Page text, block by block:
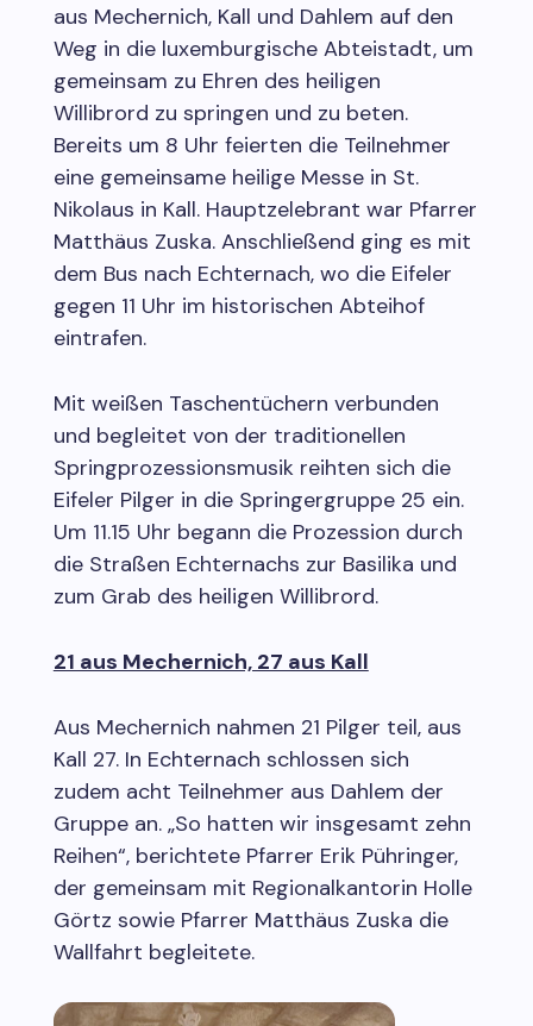
aus Mechernich, Kall und Dahlem auf den
Weg in die luxemburgische Abteistadt, um
gemeinsam zu Ehren des heiligen
Willibrord zu springen und zu beten.
Bereits um 8 Uhr feierten die Teilnehmer
eine gemeinsame heilige Messe in St.
Nikolaus in Kall. Hauptzelebrant war Pfarrer
Matthäus Zuska. Anschließend ging es mit
dem Bus nach Echternach, wo die Eifeler
gegen 11 Uhr im historischen Abteihof
eintrafen.
Mit weißen Taschentüchern verbunden
und begleitet von der traditionellen
Springprozessionsmusik reihten sich die
Eifeler Pilger in die Springergruppe 25 ein.
Um 11.15 Uhr begann die Prozession durch
die Straßen Echternachs zur Basilika und
zum Grab des heiligen Willibrord.
21 aus Mechernich, 27 aus Kall
Aus Mechernich nahmen 21 Pilger teil, aus
Kall 27. In Echternach schlossen sich
zudem acht Teilnehmer aus Dahlem der
Gruppe an. „So hatten wir insgesamt zehn
Reihen“, berichtete Pfarrer Erik Pühringer,
der gemeinsam mit Regionalkantorin Holle
Görtz sowie Pfarrer Matthäus Zuska die
Wallfahrt begleitete.